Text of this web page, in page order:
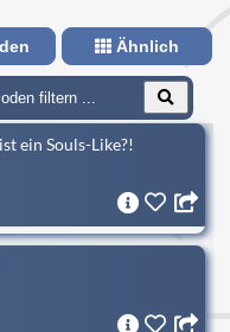
Ähnlich
ein Souls-Like?!